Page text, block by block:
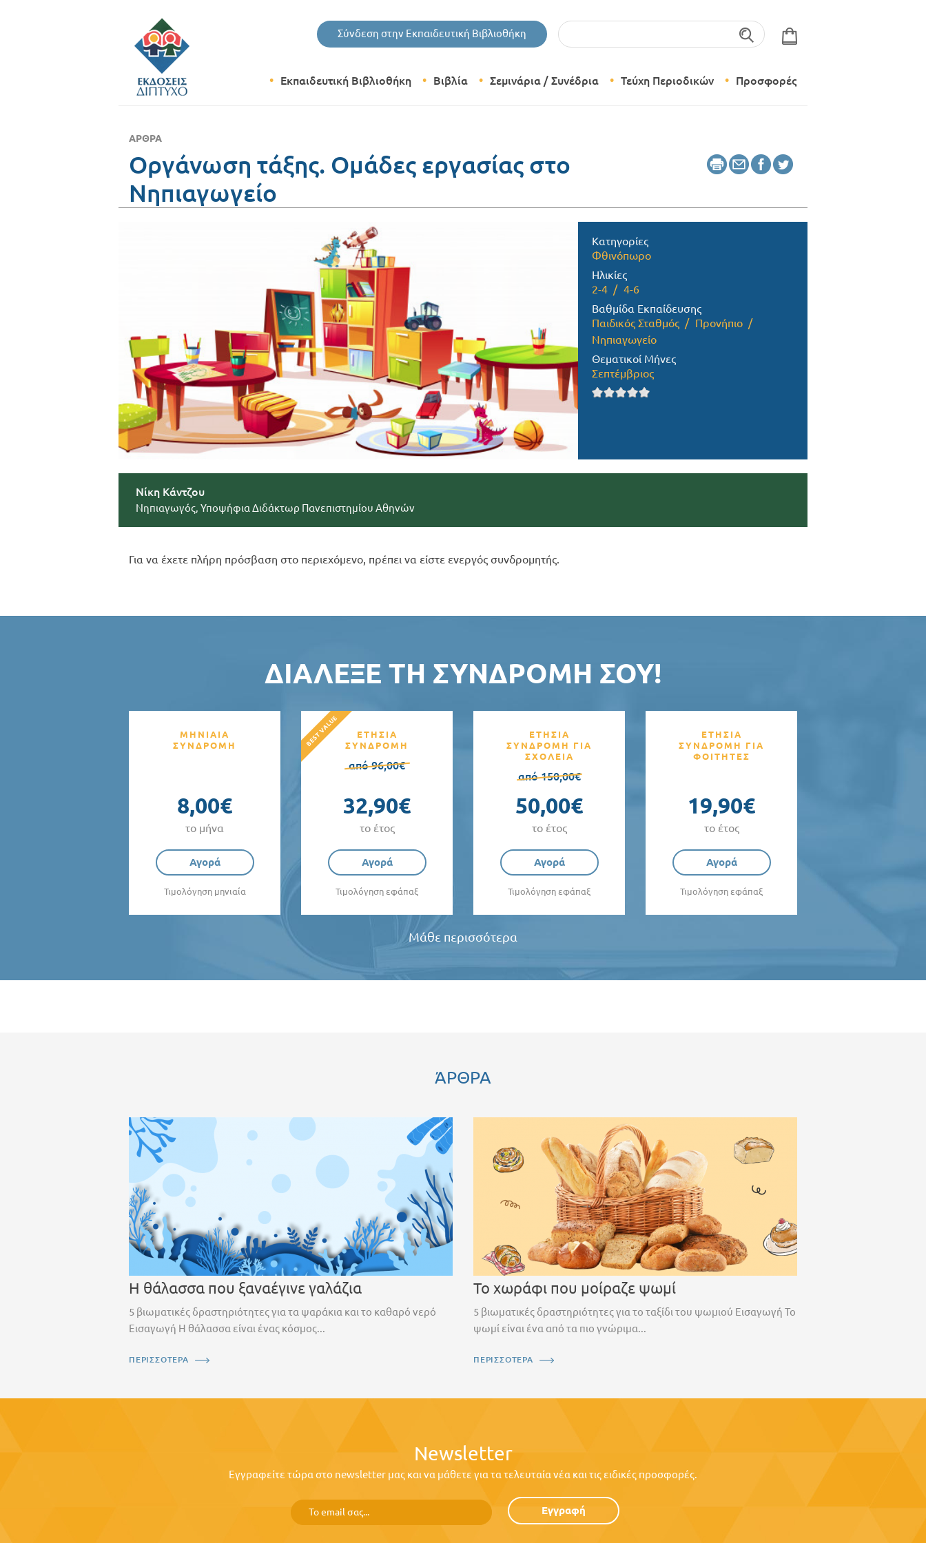
Σύνδεση στην Εκπαιδευτική Βιβλιοθήκη
Εκπαιδευτική Βιβλιοθήκη Βιβλία
Εκδόσεις Δίπτυχο
Σεμινάρια / Συνέδρια Τεύχη Περιοδικών
Δημιουργικό Εργαστήρι
Προσφορές
ΆΡΘΡΑ
Οργάνωση τάξης. Ομάδες εργασίας στο
Νηπιαγωγείο
Κατηγορίες
Φθινόπωρο
Ηλικίες
2-4
4-6
Βαθμίδα Εκπαίδευσης
Παιδικός Σταθμός
Προνήπιο
Νηπιαγωγείο
Θεματικοί Μήνες
Σεπτέμβριος
Νίκη Κάντζου
Νηπιαγωγός, Υποψήφια Διδάκτωρ Πανεπιστημίου Αθηνών
Για να έχετε πλήρη πρόσβαση στο περιεχόμενο, πρέπει να είστε ενεργός συνδρομητής.
ΔΙΆΛΕΞΕ ΤΗ ΣΥΝΔΡΟΜΉ ΣΟΥ!
ΜΗΝΙΑΙΑ
ΣΥΝΔΡΟΜΗ
8,00€
το μήνα
Αγορά
Τιμολόγηση μηνιαία
ΕΤΗΣΙΑ
ΣΥΝΔΡΟΜΗ
από 96,00€
32,90€
το έτος
Αγορά
Τιμολόγηση εφάπαξ
ΕΤΗΣΙΑ
ΣΥΝΔΡΟΜΗ ΓΙΑ
ΣΧΟΛΕΙΑ
από 150,00€
50,00€
το έτος
Αγορά
Τιμολόγηση εφάπαξ
ΕΤΗΣΙΑ
ΣΥΝΔΡΟΜΗ ΓΙΑ
ΦΟΙΤΗΤΕΣ
19,90€
το έτος
Αγορά
Τιμολόγηση εφάπαξ
Μάθε περισσότερα
ΆΡΘΡΑ
Η θάλασσα που ξαναέγινε γαλάζια
5 βιωματικές δραστηριότητες για τα ψαράκια και το καθαρό νερό
Εισαγωγή Η θάλασσα είναι ένας κόσμος...
ΠΕΡΙΣΣΟΤΕΡΑ
Το χωράφι που μοίραζε ψωμί
5 βιωματικές δραστηριότητες για το ταξίδι του ψωμιού Εισαγωγή Το
ψωμί είναι ένα από τα πιο γνώριμα...
ΠΕΡΙΣΣΟΤΕΡΑ
Newsletter
Εγγραφείτε τώρα στο newsletter μας και να μάθετε για τα τελευταία νέα και τις ειδικές προσφορές.
Εγγραφή